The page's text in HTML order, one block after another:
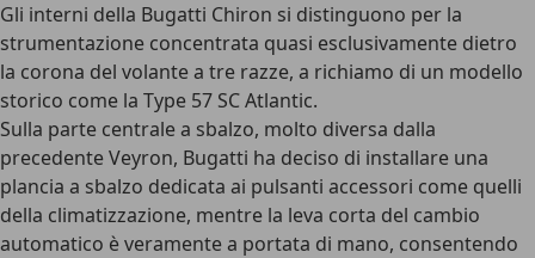
Gli interni della Bugatti Chiron si distinguono per la
strumentazione concentrata quasi esclusivamente dietro
la corona del volante a tre razze, a richiamo di un modello
storico come la Type 57 SC Atlantic.
Sulla parte centrale a sbalzo, molto diversa dalla
precedente Veyron, Bugatti ha deciso di installare una
plancia a sbalzo dedicata ai pulsanti accessori come quelli
della climatizzazione, mentre la leva corta del cambio
automatico è veramente a portata di mano, consentendo